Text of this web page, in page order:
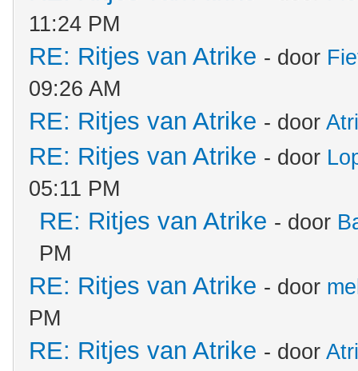
11:24 PM
RE: Ritjes van Atrike - door
09:26 AM
RE: Ritjes van Atrike - door
RE: Ritjes van Atrike - door
05:11 PM
RE: Ritjes van Atrike - door
PM
RE: Ritjes van Atrike - door
PM
RE: Ritjes van Atrike - door